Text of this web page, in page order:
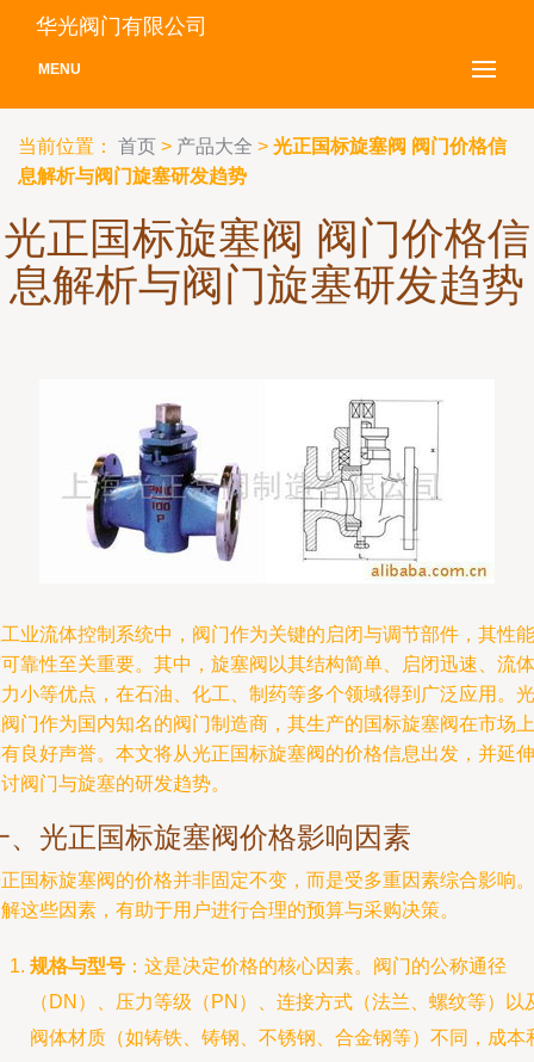
华光阀门有限公司
MENU
当前位置： 首页 > 产品大全 > 光正国标旋塞阀 阀门价格信
息解析与阀门旋塞研发趋势
光正国标旋塞阀 阀门价格信
息解析与阀门旋塞研发趋势
业流体控制系统中，阀门作为关键的启闭与调节部件，其性能
靠性至关重要。其中，旋塞阀以其结构简单、启闭迅速、流体
小等优点，在石油、化工、制药等多个领域得到广泛应用。光
门作为国内知名的阀门制造商，其生产的国标旋塞阀在市场上
良好声誉。本文将从光正国标旋塞阀的价格信息出发，并延伸
阀门与旋塞的研发趋势。
、光正国标旋塞阀价格影响因素
国标旋塞阀的价格并非固定不变，而是受多重因素综合影响。
这些因素，有助于用户进行合理的预算与采购决策。
规格与型号 ：这是决定价格的核心因素。阀门的公称通径
（DN）、压力等级（PN）、连接方式（法兰、螺纹等）以
阀体材质（如铸铁、铸钢、不锈钢、合金钢等）不同，成本